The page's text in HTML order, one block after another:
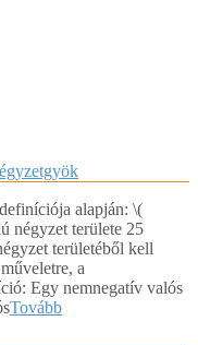
alapján: ​\(
négyzet területe 25
területéből kell
a
Egy nemnegatív valós
Tovább